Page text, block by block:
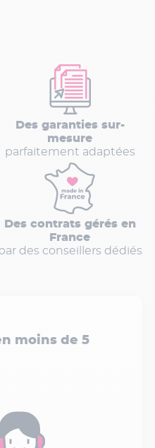
Des garanties sur-
mesure
parfaitement adaptées
Des contrats gérés en
France
des conseillers dédiés
moins de 5